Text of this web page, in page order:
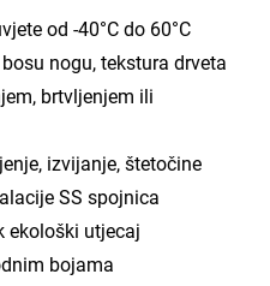
od -40°C do 60°C
nogu, tekstura drveta
brtvljenjem ili
izvijanje, štetočine
SS spojnica
ekološki utjecaj
bojama